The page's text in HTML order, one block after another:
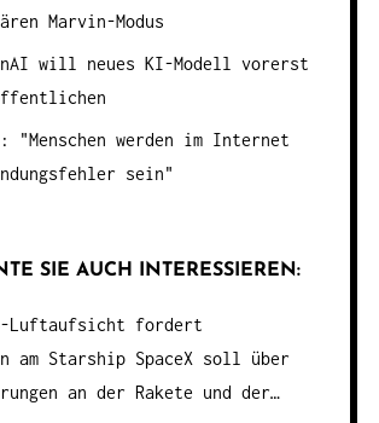
Marvin-Modus
will neues KI-Modell vorerst
"Menschen werden im Internet
sein"
SIE AUCH INTERESSIEREN:
Luftaufsicht fordert
am StarshipSpaceX soll über
an der Rakete und der…